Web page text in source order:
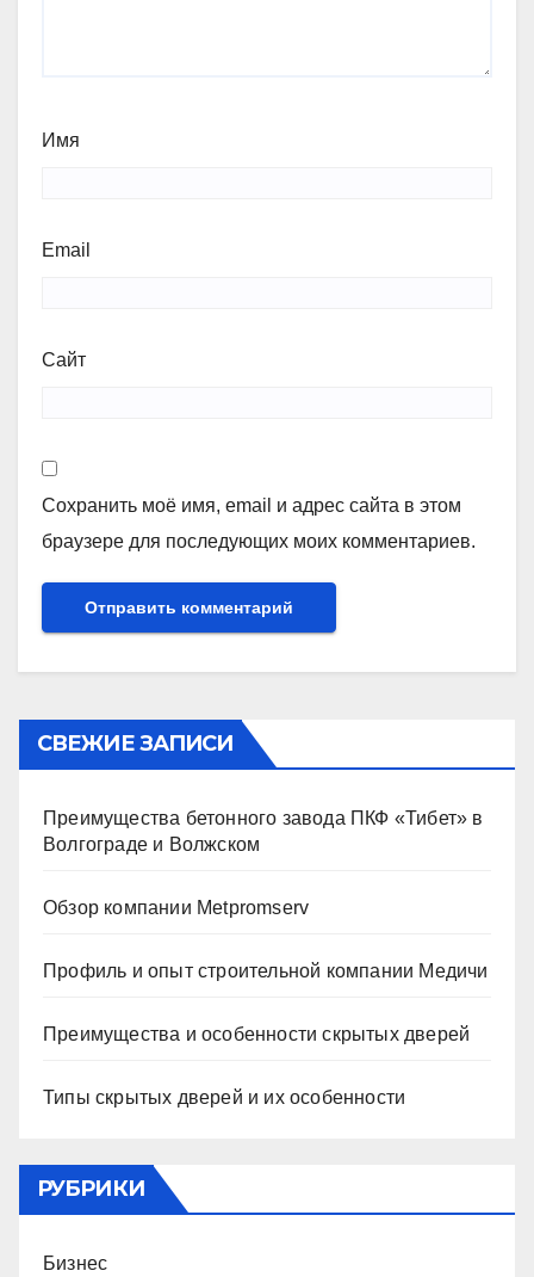
Имя
Email
Сайт
Сохранить моё имя, email и адрес сайта в этом
браузере для последующих моих комментариев.
СВЕЖИЕ ЗАПИСИ
Преимущества бетонного завода ПКФ «Тибет» в
Волгограде и Волжском
Обзор компании Metpromserv
Профиль и опыт строительной компании Медичи
Преимущества и особенности скрытых дверей
Типы скрытых дверей и их особенности
РУБРИКИ
Бизнес